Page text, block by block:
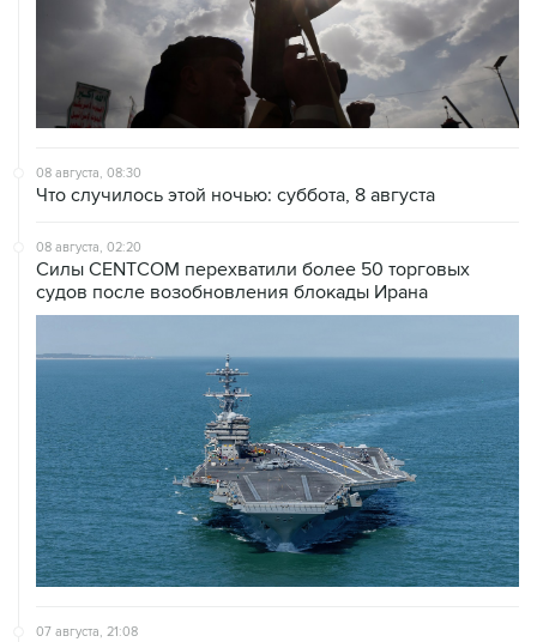
08 августа, 08:30
08 августа, 02:20
судов после возобновления блокады Ирана
07 августа, 21:08
строительства бального зала в Белом доме